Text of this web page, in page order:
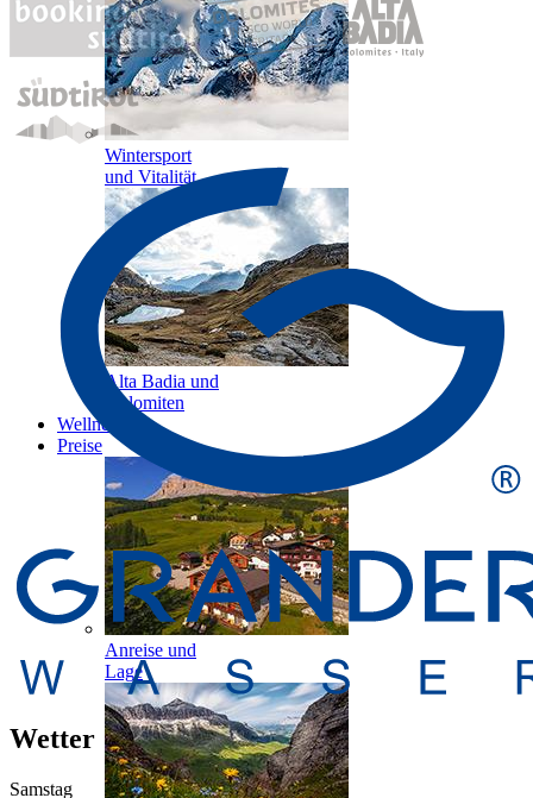
Wintersport
und Vitalität
Alta Badia und
Dolomiten
Wellness
Preise
Anreise und
Lage
Wetter
Samstag